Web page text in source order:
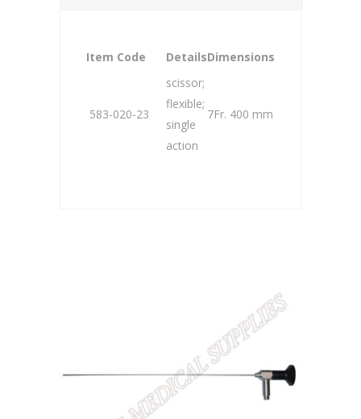
Item Code DetailsDimensions
583-020-23
scissor;
flexible;
single
action
7Fr. 400 mm